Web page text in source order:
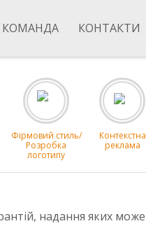
КОМАНДА КОНТАКТИ
Фірмовий стиль/
Розробка
логотипу
Контекстна
реклама
надання яких може